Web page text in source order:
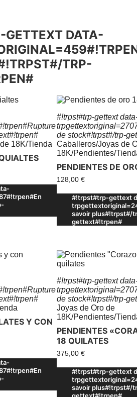
DATA-
TRP-
18K/Tienda
#!trpst#trp-gettext
de stock#!trpst#/trp-
Caballeros/Joyas de
18K/Pendientes/
PENDIENTES DE
128,00 €
#!trpst#trp-gettext
savoir plus#!trpst#/
gettext#!trpen#
Y CON
#!trpst#trp-gettext
de stock#!trpst#/trp-
Joyas de Oro de
18K/Pendientes/
PENDIENTES
18 QUILATES
375,00 €
#!trpst#trp-gettext
savoir plus#!trpst#/